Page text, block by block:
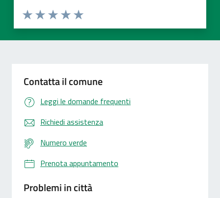
Valuta 5 stelle su 5
Valuta 4 stelle su 5
Valuta 3 stelle su 5
Valuta 2 stelle su 5
Valuta 1 stelle su 5
Contatta il comune
Leggi le domande frequenti
Richiedi assistenza
Numero verde
Prenota appuntamento
Problemi in città